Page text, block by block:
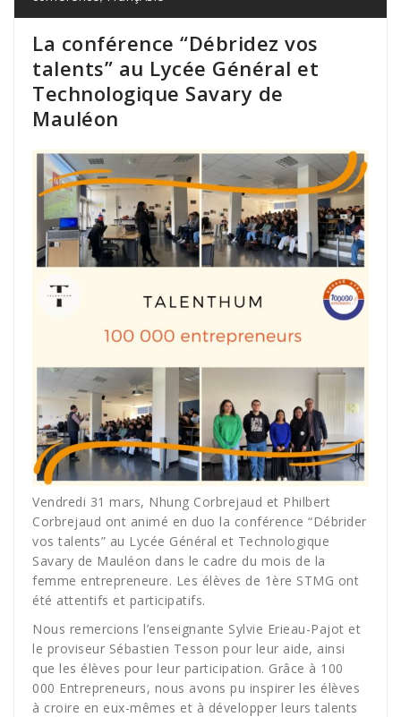
La conférence “Débridez vos
talents” au Lycée Général et
Technologique Savary de
Mauléon
Vendredi 31 mars, Nhung Corbrejaud et Philbert
Corbrejaud ont animé en duo la conférence “Débrider
vos talents” au Lycée Général et Technologique
Savary de Mauléon dans le cadre du mois de la
femme entrepreneure. Les élèves de 1ère STMG ont
été attentifs et participatifs.
Nous remercions l’enseignante Sylvie Erieau-Pajot et
le proviseur Sébastien Tesson pour leur aide, ainsi
que les élèves pour leur participation. Grâce à 100
000 Entrepreneurs, nous avons pu inspirer les élèves
à croire en eux-mêmes et à développer leurs talents